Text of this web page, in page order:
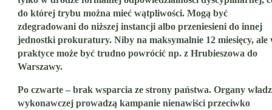
do której trybu można mieć wątpliwości. Mogą być
zdegradowani do niższej instancji albo przeniesieni do innej
jednostki prokuratury. Niby na maksymalnie 12 miesięcy, ale
praktyce może być trudno powrócić np. z Hrubieszowa do
Warszawy.
Po czwarte – brak wsparcia ze strony państwa. Organy
wykonawczej prowadzą kampanie nienawiści przeciwko